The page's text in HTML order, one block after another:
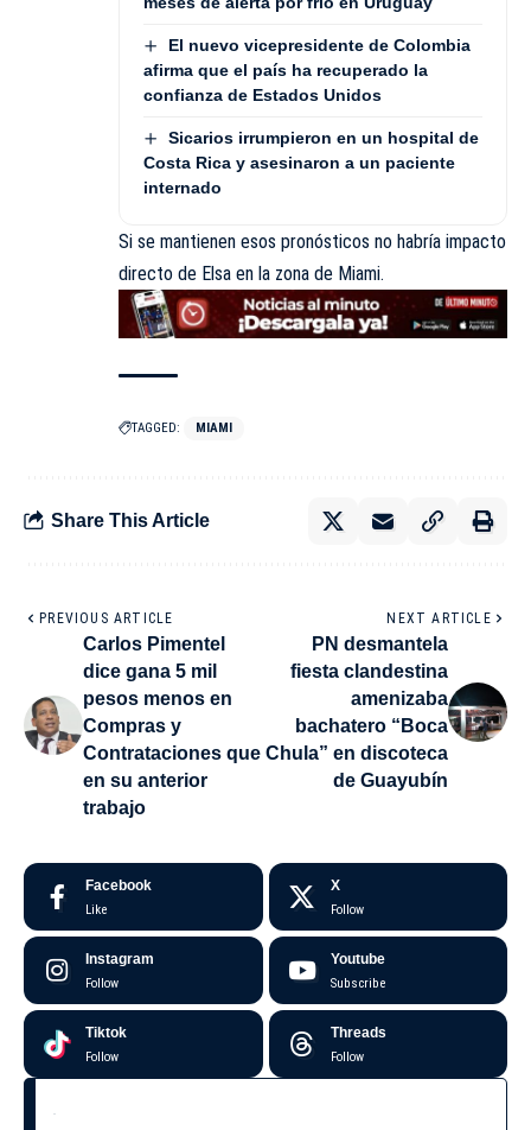
El nuevo vicepresidente de Colombia
afirma que el país ha recuperado la
confianza de Estados Unidos
Sicarios irrumpieron en un hospital de
Costa Rica y asesinaron a un paciente
internado
Si se mantienen esos pronósticos no habría impacto
directo de Elsa en la zona de Miami.
TAGGED: MIAMI
Share This Article
PREVIOUS ARTICLE
Carlos Pimentel
dice gana 5 mil
pesos menos en
Compras y
Contrataciones que
en su anterior
trabajo
NEXT ARTICLE
PN desmantela
fiesta clandestina
amenizaba
bachatero “Boca
Chula” en discoteca
de Guayubín
Facebook
Like
X
Follow
Instagram
Follow
Youtube
Subscribe
Tiktok
Follow
Threads
Follow